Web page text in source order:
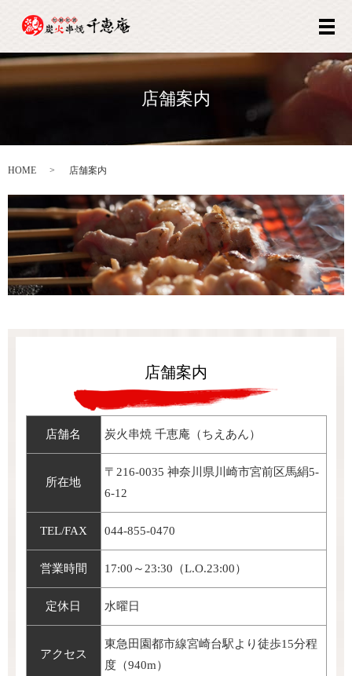
メ
店舗案内
HOME 店舗案内
店舗案内
店舗名 炭火串焼 千恵庵（ちえあん）
所在地
〒216-0035 神奈川県川崎市宮前区馬絹5-
6-12
TEL/FAX 044-855-0470
営業時間 17:00～23:30（L.O.23:00）
定休日 水曜日
アクセス
東急田園都市線宮崎台駅より徒歩15分程
度（940m）